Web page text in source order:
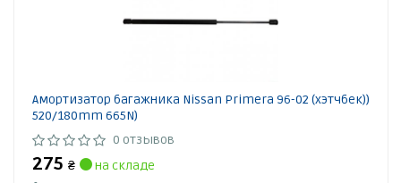
Амортизатор багажника Nissan Primera 96-02 (хэтчбек))
520/180mm 665N)
0 отзывов
275 ₴
на складе